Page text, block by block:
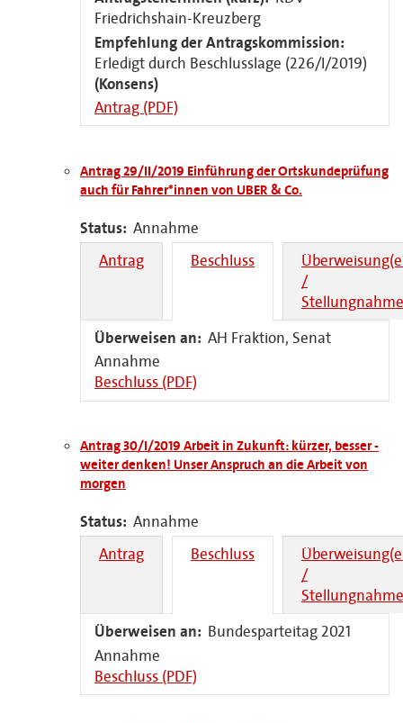
Friedrichshain-Kreuzberg
Empfehlung der Antragskommission:
Erledigt durch Beschlusslage (226/I/2019)
(Konsens)
Antrag (PDF)
Antrag 29/II/2019 Einführung der Ortskundeprüfung
auch für Fahrer*innen von UBER & Co.
Status: Annahme
Antrag
Beschluss
/
Überweisen an: AH Fraktion, Senat
Annahme
Beschluss (PDF)
Antrag 30/I/2019 Arbeit in Zukunft: kürzer, besser -
weiter denken! Unser Anspruch an die Arbeit von
morgen
Status: Annahme
Antrag
Beschluss
/
Überweisen an: Bundesparteitag 2021
Annahme
Beschluss (PDF)